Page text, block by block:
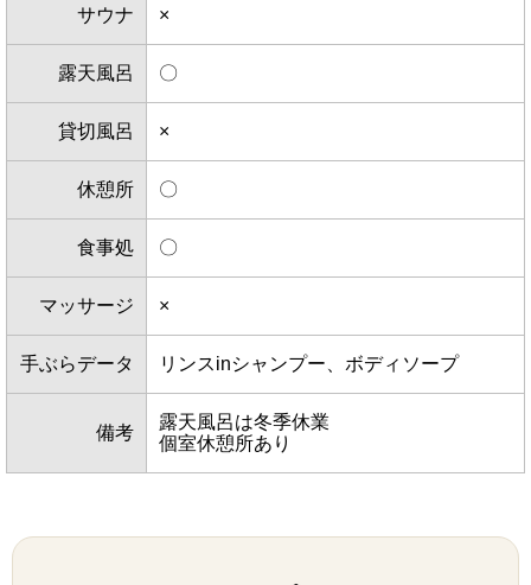
サウナ ×
露天風呂 〇
貸切風呂 ×
休憩所 〇
食事処 〇
マッサージ ×
手ぶらデータ リンスinシャンプー、ボディソープ
備考
露天風呂は冬季休業
個室休憩所あり